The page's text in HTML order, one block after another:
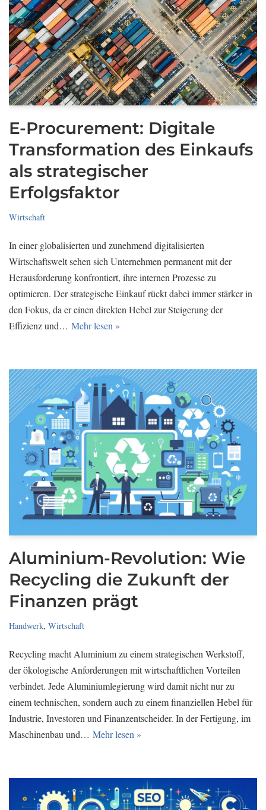
E-Procurement: Digitale
Transformation des Einkaufs
als strategischer
Erfolgsfaktor
Wirtschaft
In einer globalisierten und zunehmend digitalisierten
Wirtschaftswelt sehen sich Unternehmen permanent mit der
Herausforderung konfrontiert, ihre internen Prozesse zu
optimieren. Der strategische Einkauf rückt dabei immer stärker in
den Fokus, da er einen direkten Hebel zur Steigerung der
Effizienz und… Mehr lesen »
Aluminium-Revolution: Wie
Recycling die Zukunft der
Finanzen prägt
Handwerk, Wirtschaft
Recycling macht Aluminium zu einem strategischen Werkstoff,
der ökologische Anforderungen mit wirtschaftlichen Vorteilen
verbindet. Jede Aluminiumlegierung wird damit nicht nur zu
einem technischen, sondern auch zu einem finanziellen Hebel für
Industrie, Investoren und Finanzentscheider. In der Fertigung, im
Maschinenbau und… Mehr lesen »